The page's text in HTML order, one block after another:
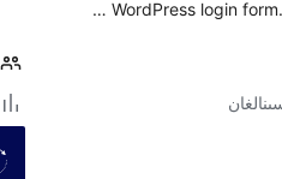
WordPress login